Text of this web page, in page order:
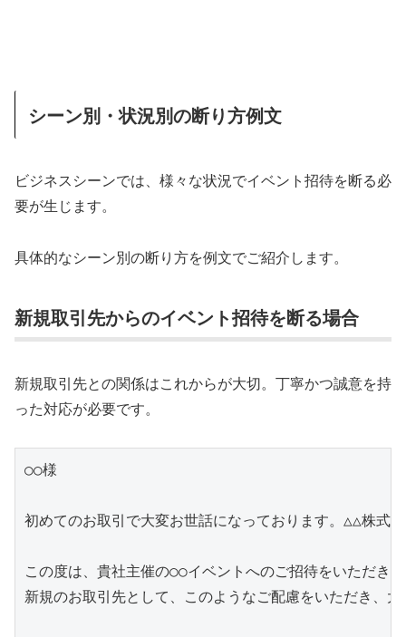
シーン別・状況別の断り方例文
ビジネスシーンでは、様々な状況でイベント招待を断る必
要が生じます。
具体的なシーン別の断り方を例文でご紹介します。
新規取引先からのイベント招待を断る場合
新規取引先との関係はこれからが大切。丁寧かつ誠意を持
った対応が必要です。
○○様
初めてのお取引で大変お世話になっております。△△株式
この度は、貴社主催の○○イベントへのご招待をいただき
新規のお取引先として、このようなご配慮をいただき、